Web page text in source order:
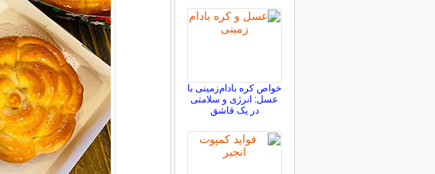
خواص کره بادام‌زمینی با
عسل: انرژی و سلامتی
در یک قاشق